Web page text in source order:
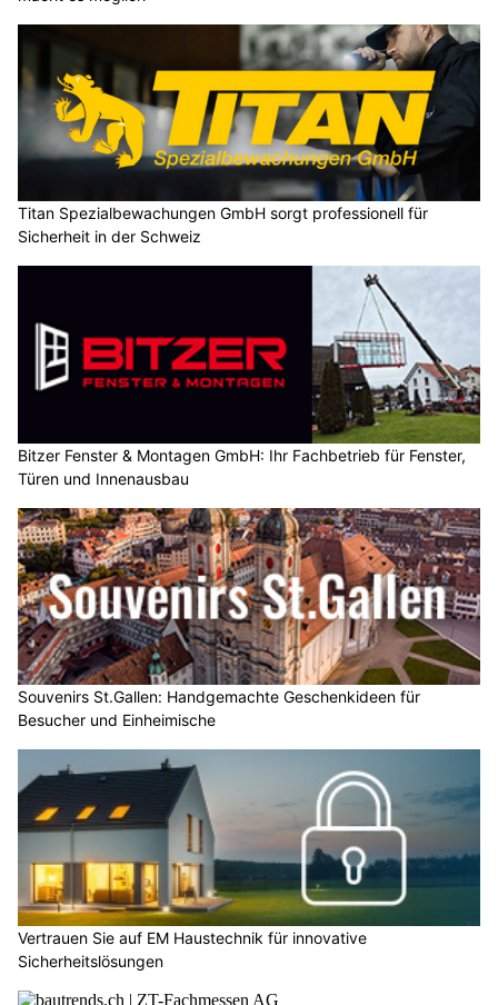
Titan Spezialbewachungen GmbH sorgt professionell für
Sicherheit in der Schweiz
Bitzer Fenster & Montagen GmbH: Ihr Fachbetrieb für Fenster,
Türen und Innenausbau
Souvenirs St.Gallen: Handgemachte Geschenkideen für
Besucher und Einheimische
Vertrauen Sie auf EM Haustechnik für innovative
Sicherheitslösungen